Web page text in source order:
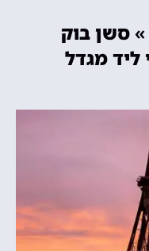
»סשן בוק
ליד מגדל